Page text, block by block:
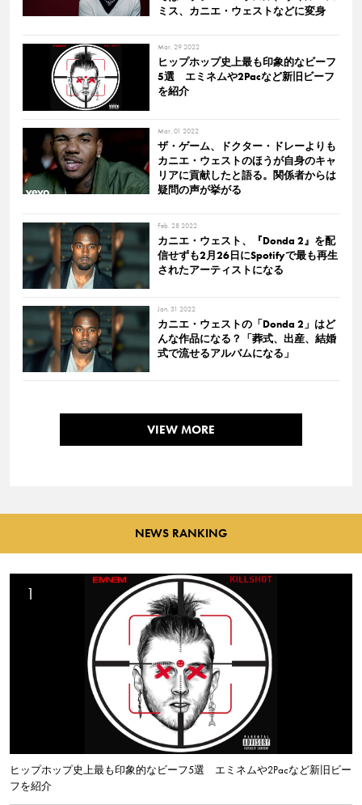
ミス、カニエ・ウェストなどに変身
Mar. 29 2022
ヒップホップ史上最も印象的なビーフ
5選 エミネムや2Pacなど新旧ビーフ
を紹介
Mar. 01 2022
ザ・ゲーム、ドクター・ドレーよりも
カニエ・ウェストのほうが自身のキャ
リアに貢献したと語る。関係者からは
疑問の声が挙がる
Feb. 28 2022
カニエ・ウェスト、『Donda 2』を配
信せずも2月26日にSpotifyで最も再生
されたアーティストになる
Jan. 31 2022
カニエ・ウェストの「Donda 2」はど
んな作品になる？「葬式、出産、結婚
式で流せるアルバムになる」
VIEW MORE
NEWS RANKING
ヒップホップ史上最も印象的なビーフ5選 エミネムや2Pacなど新旧ビー
フを紹介